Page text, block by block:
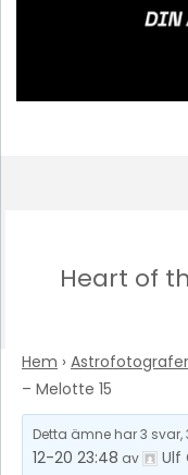
Heart of
Hem ›
– Melotte 15
Detta ämne har 3
12-20 23:48 av Ulf